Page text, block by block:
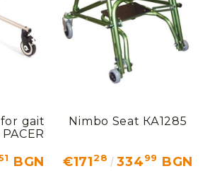
gait
BGN
Nimbo Seat КА1285
€17128 33499 BGN